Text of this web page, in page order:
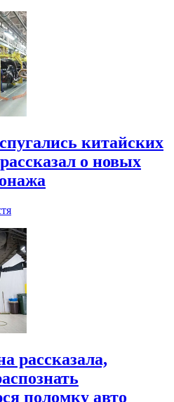
китайских
о новых
рассказала,
поломку авто